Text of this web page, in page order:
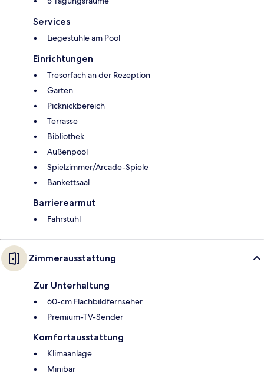
Services
Liegestühle am Pool
Einrichtungen
Tresorfach an der Rezeption
Garten
Picknickbereich
Terrasse
Bibliothek
Außenpool
Spielzimmer/Arcade-Spiele
Bankettsaal
Barrierearmut
Fahrstuhl
Zimmerausstattung
Zur Unterhaltung
60-cm Flachbildfernseher
Premium-TV-Sender
Komfortausstattung
Klimaanlage
Minibar